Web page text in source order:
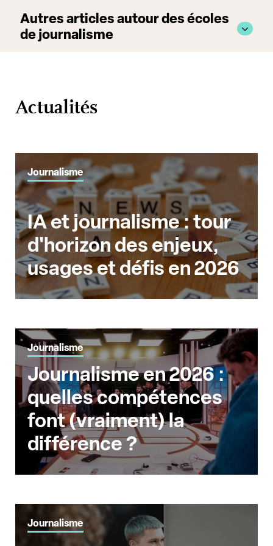
Autres articles autour des écoles
de journalisme
Actualités
Journalisme
IA et journalisme : tour
d'horizon des enjeux,
usages et défis en 2026
Journalisme
Journalisme en 2026 :
quelles compétences
font (vraiment) la
différence ?
Journalisme